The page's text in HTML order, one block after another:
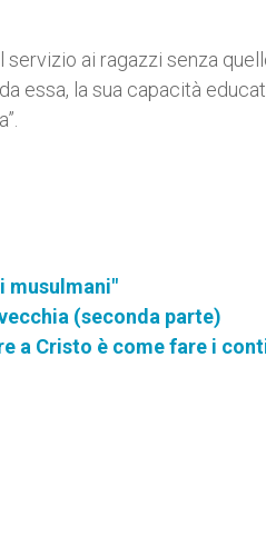
ai ragazzi senza
essa, la sua capacità
musulmani"
(seconda parte)
a Cristo è come fare i